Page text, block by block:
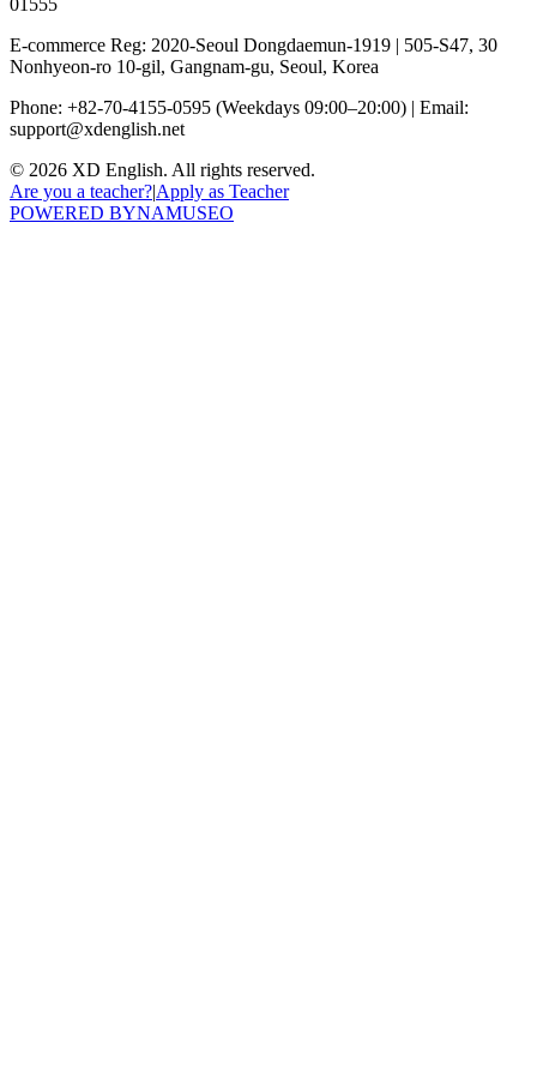
01555
E-commerce Reg: 2020-Seoul Dongdaemun-1919 | 505-S47, 30
Nonhyeon-ro 10-gil, Gangnam-gu, Seoul, Korea
Phone: +82-70-4155-0595 (Weekdays 09:00–20:00) | Email:
support@xdenglish.net
© 2026 XD English. All rights reserved.
Are you a teacher?|Apply as Teacher
POWERED BYNAMUSEO